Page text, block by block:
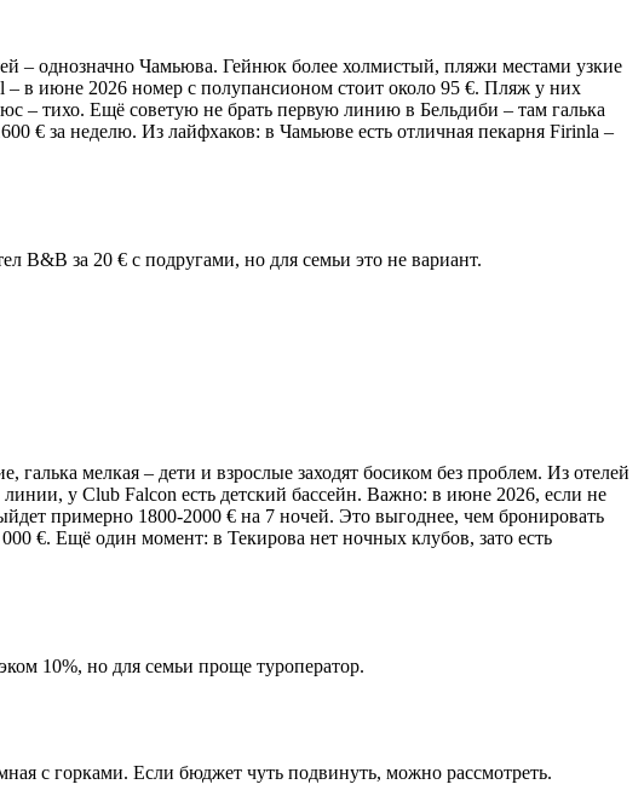
– однозначно Чамьюва. Гейнюк более холмистый, пляжи местами узкие
– в июне 2026 номер с полупансионом стоит около 95 €. Пляж у них
– тихо. Ещё советую не брать первую линию в Бельдиби – там галька
€ за неделю. Из лайфхаков: в Чамьюве есть отличная пекарня Firinla –
B&B за 20 € с подругами, но для семьи это не вариант.
мелкая – дети и взрослые заходят босиком без проблем. Из отелей
у Club Falcon есть детский бассейн. Важно: в июне 2026, если не
примерно 1800-2000 € на 7 ночей. Это выгоднее, чем бронировать
€. Ещё один момент: в Текирова нет ночных клубов, зато есть
10%, но для семьи проще туроператор.
с горками. Если бюджет чуть подвинуть, можно рассмотреть.